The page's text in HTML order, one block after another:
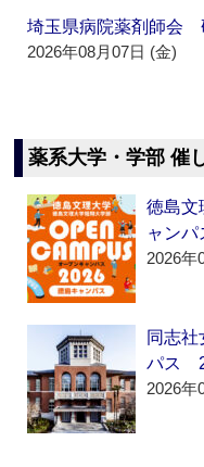
埼玉県病院薬剤師会
2026年08月07日 (金)
薬系大学・学部 催
徳島
ャン
2026年
同志
パス
2026年